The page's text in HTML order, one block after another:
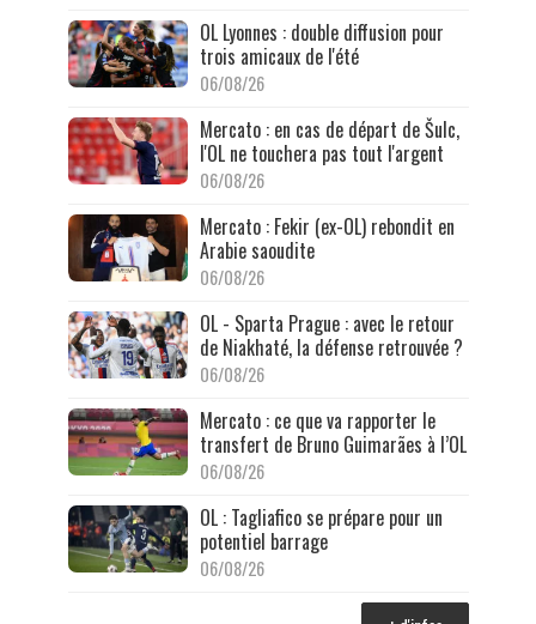
OL Lyonnes : double diffusion pour
trois amicaux de l'été
06/08/26
Mercato : en cas de départ de Šulc,
l'OL ne touchera pas tout l'argent
06/08/26
Mercato : Fekir (ex-OL) rebondit en
Arabie saoudite
06/08/26
OL - Sparta Prague : avec le retour
de Niakhaté, la défense retrouvée ?
06/08/26
Mercato : ce que va rapporter le
transfert de Bruno Guimarães à l’OL
06/08/26
OL : Tagliafico se prépare pour un
potentiel barrage
06/08/26